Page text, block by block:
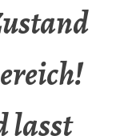
lasst